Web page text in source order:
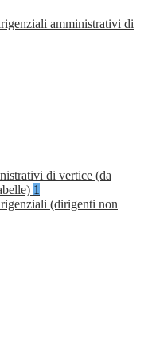
amministrativi di
di vertice (da
1
(dirigenti non